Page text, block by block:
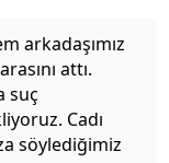
arkadaşımız
attı.
suç
Cadı
söylediğimiz